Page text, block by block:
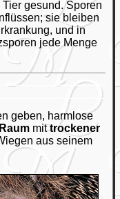
gesund. Sporen
sie bleiben
und in
jede Menge
geben, harmlose
mittrockener
aus seinem